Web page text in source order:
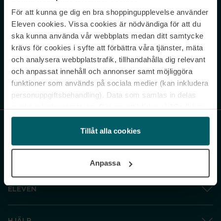
För att kunna ge dig en bra shoppingupplevelse använder
Eleven cookies. Vissa cookies är nödvändiga för att du
ska kunna använda vår webbplats medan ditt samtycke
krävs för cookies i syfte att förbättra våra tjänster, mäta
och analysera webbplatstrafik, tillhandahålla dig relevant
och anpassat innehåll och annonser samt möjliggöra
funktioner som används på sociala medier (kan inkludera
personuppgiftsbehandling). Data som samlas in delas
och gå vidare” accepterar du samtliga cookies medan du
under ”Inställningar” kan anpassa användningen av
cookies. Du kan återkalla ditt samtycke när som helst.
Tillåt alla cookies
Anpassa
Never miss a beat.
Sign up to our newsletter.
Genom att prenumerera accepterar du vår Integritetspolicy. Avprenumerera
ELEVEN